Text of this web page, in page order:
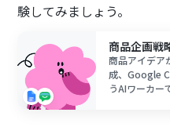
験してみましょう。
商品企画戦
商品アイデア
成、Google
うAIワーカー